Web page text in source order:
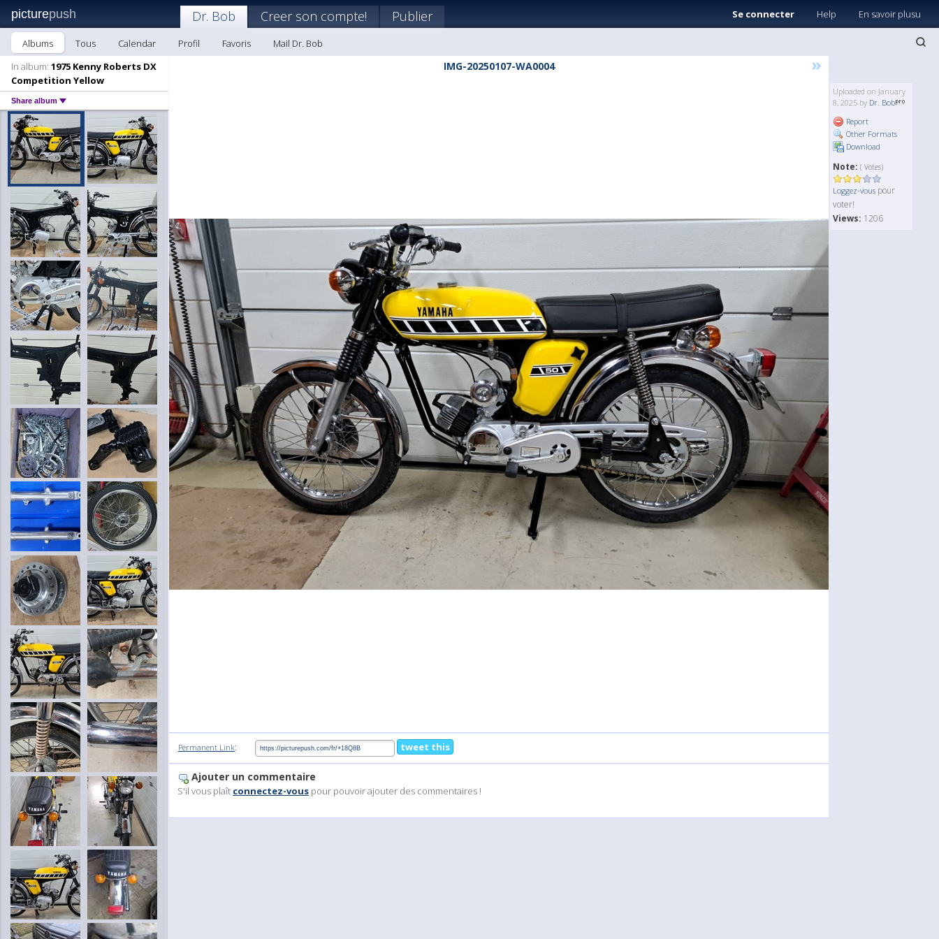
picturepush Se connecter Help En savoir plusu
Dr. Bob Creer son compte! Publier
Albums Tous Calendar Profil Favoris
Mail Dr. Bob
In album: 1975 Kenny Roberts DX
Competition Yellow
Share album
IMG-20250107-WA0004 »
Uploaded on January
8, 2025 by Dr. Bob
Report
Other Formats
Download
Note: ( Votes)
Loggez-vous pour
voter!
Views: 1206
Permanent Link: tweet this
Ajouter un commentaire
S'il vous plaît connectez-vous pour pouvoir ajouter des commentaires !